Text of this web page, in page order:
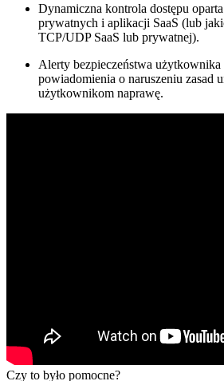
Dynamiczna kontrola dostępu
prywatnych i aplikacji SaaS (lub
TCP/UDP SaaS lub prywatnej).
Alerty bezpieczeństwa
powiadomienia o naruszeniu zasad
użytkownikom naprawę.
Czy to było pomocne?